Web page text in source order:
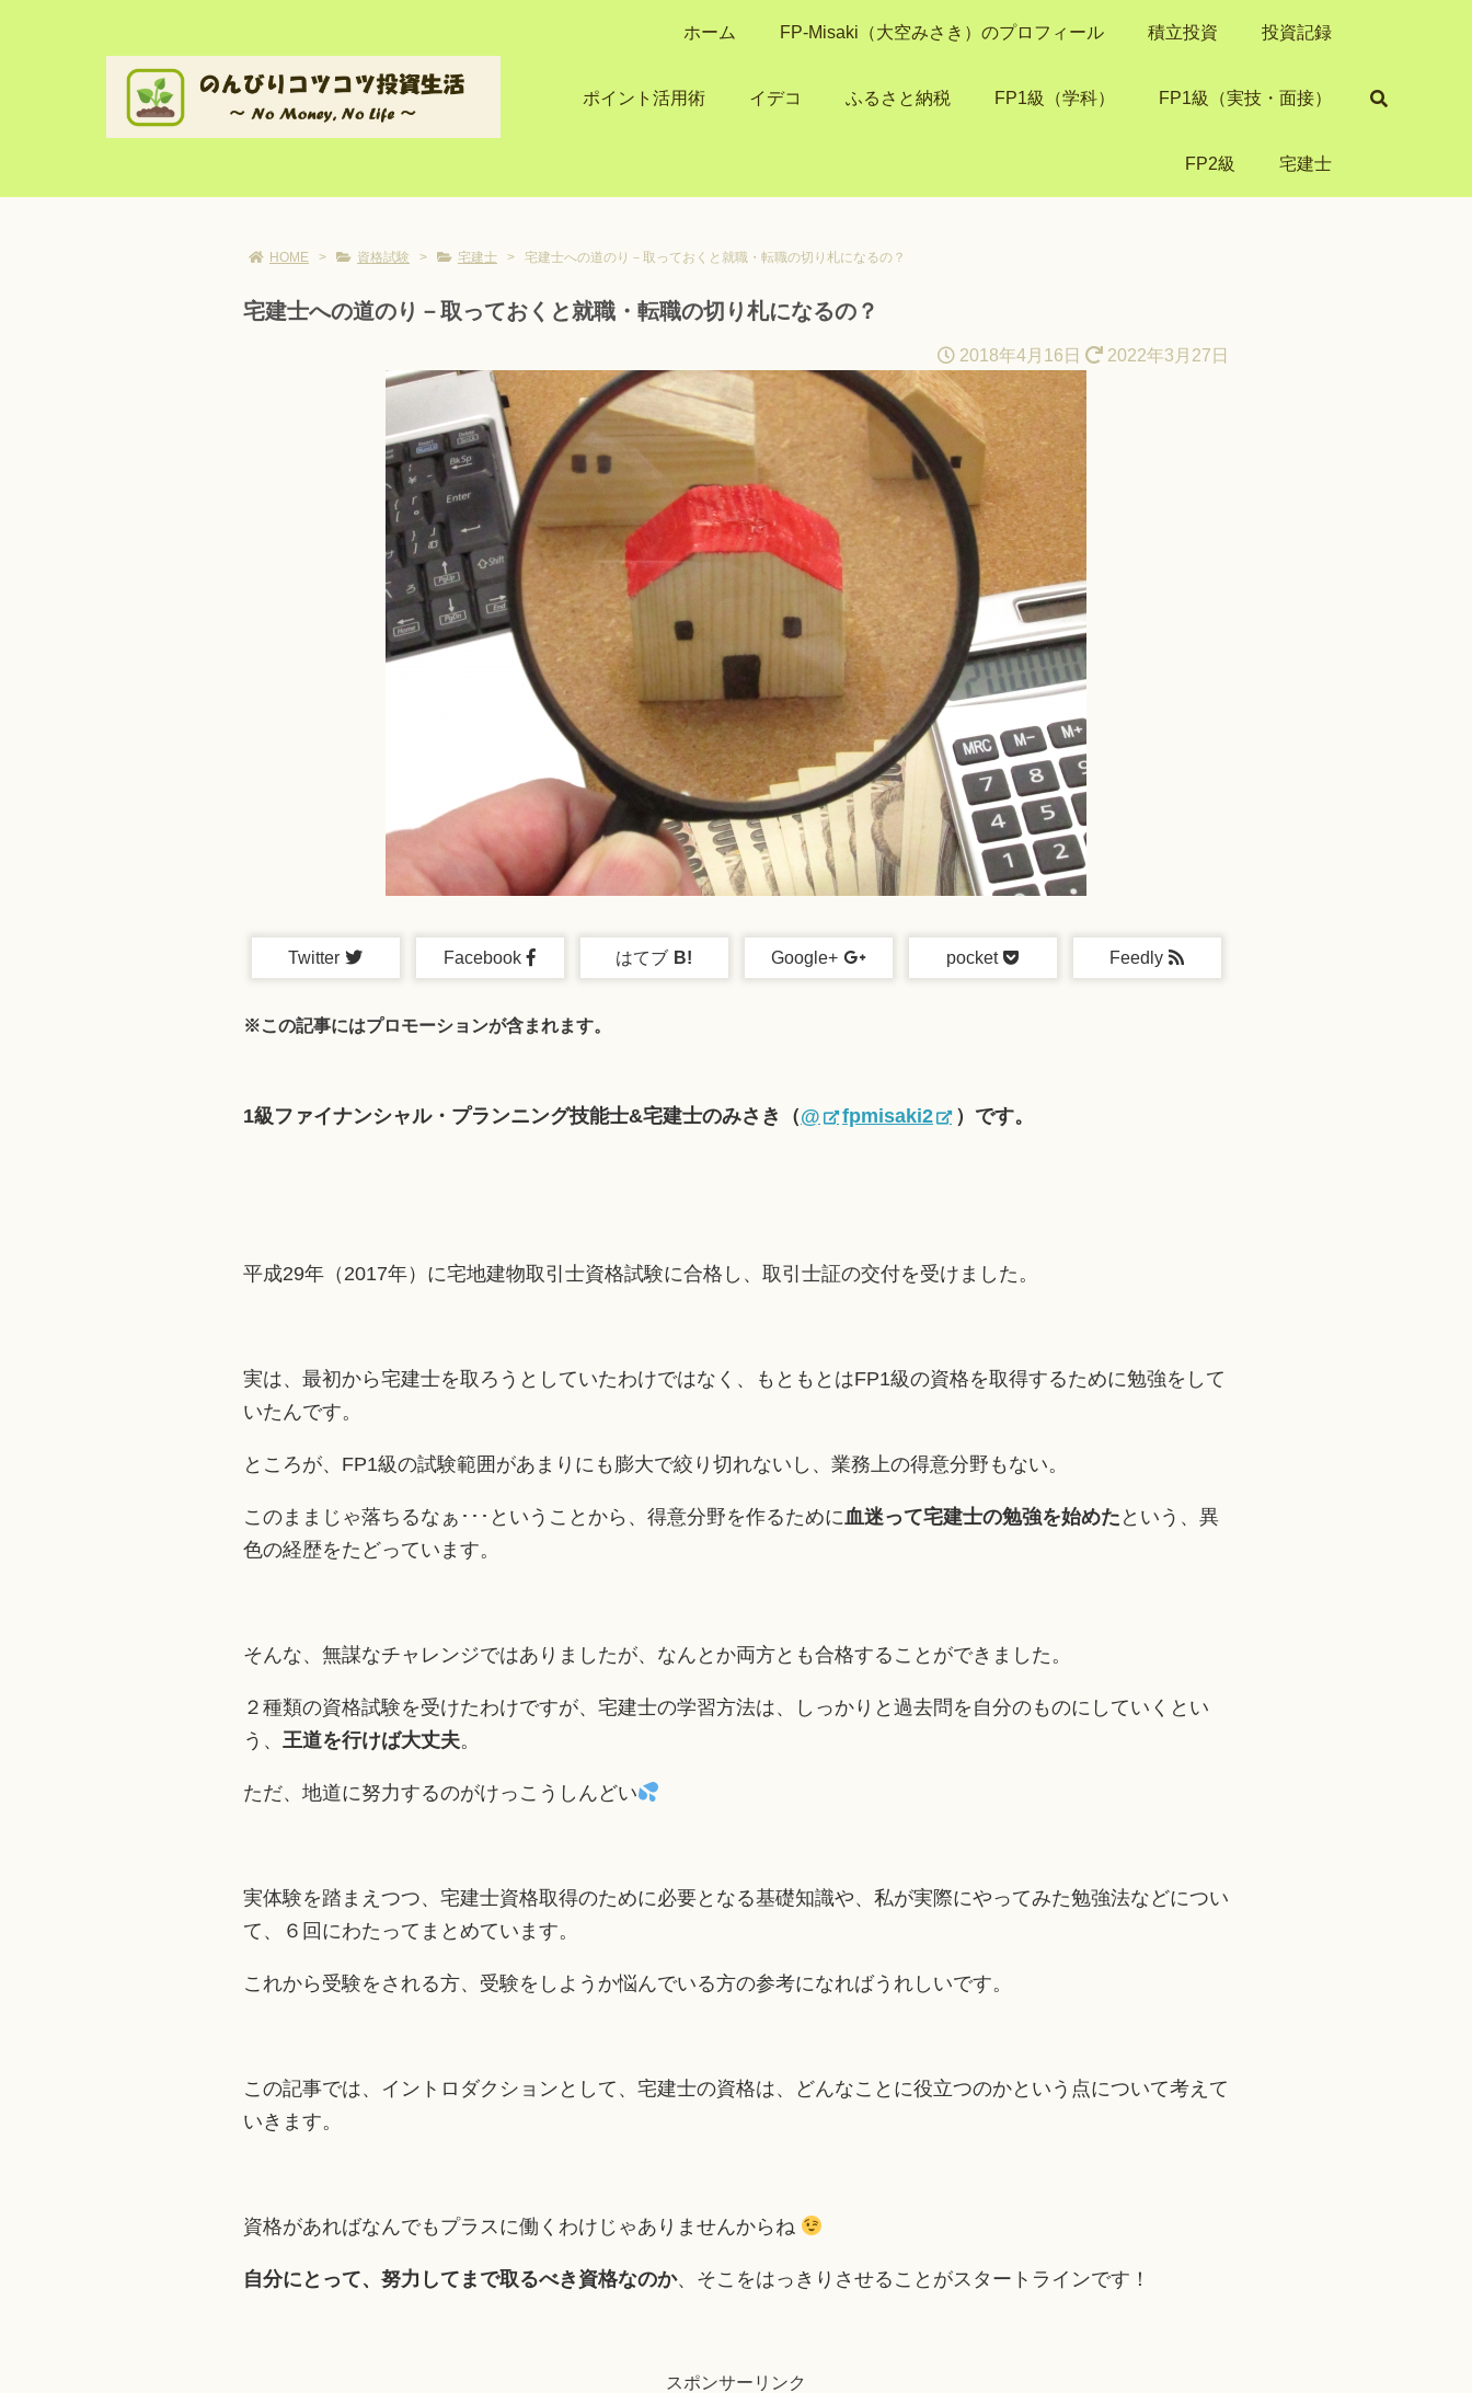
ホーム FP-Misaki（大空みさき）のプロフィール 積立投資 投資記録
ポイント活用術 イデコ ふるさと納税 FP1級（学科） FP1級（実技・面接）
FP2級 宅建士
HOME > 資格試験 > 宅建士 > 宅建士への道のり－取っておくと就職・転職の切り札になるの？
宅建士への道のり－取っておくと就職・転職の切り札になるの？
2018年4月16日 2022年3月27日
Twitter Facebook はてブ B! Google+ pocket Feedly
※この記事にはプロモーションが含まれます。
1級ファイナンシャル・プランニング技能士&宅建士のみさき（@ fpmisaki2 ）です。
平成29年（2017年）に宅地建物取引士資格試験に合格し、取引士証の交付を受けました。
実は、最初から宅建士を取ろうとしていたわけではなく、もともとはFP1級の資格を取得するために勉強をして
いたんです。
ところが、FP1級の試験範囲があまりにも膨大で絞り切れないし、業務上の得意分野もない。
このままじゃ落ちるなぁ･･･ということから、得意分野を作るために血迷って宅建士の勉強を始めた という、異
色の経歴をたどっています。
そんな、無謀なチャレンジではありましたが、なんとか両方とも合格することができました。
２種類の資格試験を受けたわけですが、宅建士の学習方法は、しっかりと過去問を自分のものにしていくとい
う、 王道を行けば大丈夫。
ただ、地道に努力するのがけっこうしんどい
実体験を踏まえつつ、宅建士資格取得のために必要となる基礎知識や、私が実際にやってみた勉強法などについ
て、６回にわたってまとめています。
これから受験をされる方、受験をしようか悩んでいる方の参考になればうれしいです。
この記事では、イントロダクションとして、宅建士の資格は、どんなことに役立つのかという点について考えて
いきます。
資格があればなんでもプラスに働くわけじゃありませんからね
自分にとって、努力してまで取るべき資格なのか、そこをはっきりさせることがスタートラインです！
スポンサーリンク